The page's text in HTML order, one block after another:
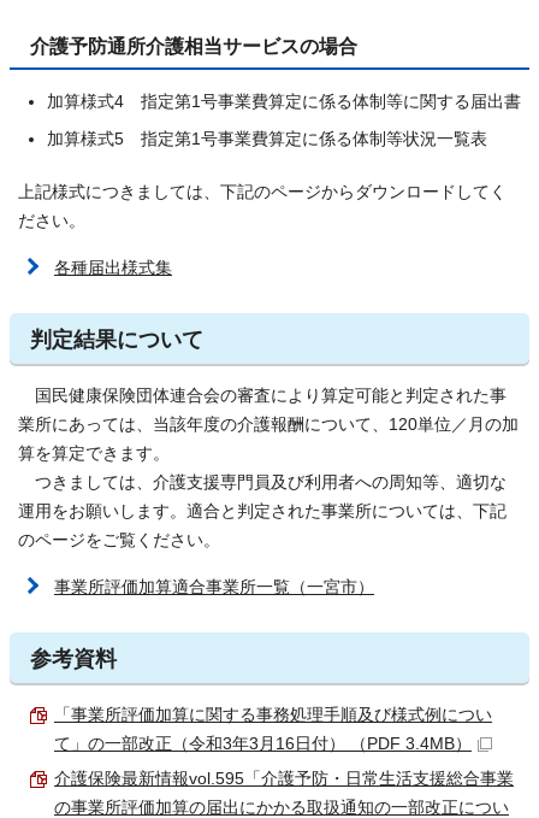
介護予防通所介護相当サービスの場合
加算様式4 指定第1号事業費算定に係る体制等に関する届出書
加算様式5 指定第1号事業費算定に係る体制等状況一覧表
上記様式につきましては、下記のページからダウンロードしてく
ださい。
各種届出様式集
判定結果について
国民健康保険団体連合会の審査により算定可能と判定された事
業所にあっては、当該年度の介護報酬について、120単位／月の加
算を算定できます。
つきましては、介護支援専門員及び利用者への周知等、適切な
運用をお願いします。適合と判定された事業所については、下記
のページをご覧ください。
事業所評価加算適合事業所一覧（一宮市）
参考資料
「事業所評価加算に関する事務処理手順及び様式例につい
て」の一部改正（令和3年3月16日付） （PDF 3.4MB）
介護保険最新情報vol.595「介護予防・日常生活支援総合事業
の事業所評価加算の届出にかかる取扱通知の一部改正につい